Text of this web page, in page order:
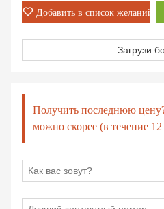
Добавить в список желаний
Загрузи
Получить последнюю
можно скорее (в течение 12